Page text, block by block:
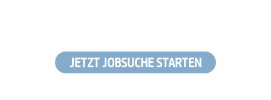
JETZT JOBSUCHE STARTEN